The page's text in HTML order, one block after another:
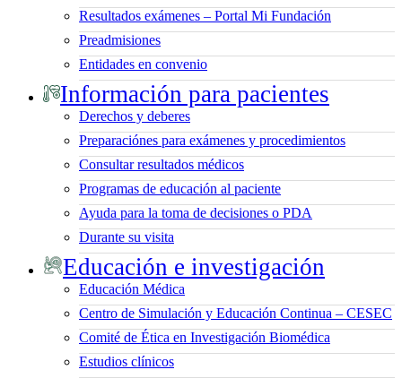
Resultados exámenes – Portal Mi Fundación
Preadmisiones
Entidades en convenio
Información para pacientes
Derechos y deberes
Preparaciónes para exámenes y procedimientos
Consultar resultados médicos
Programas de educación al paciente
Ayuda para la toma de decisiones o PDA
Durante su visita
Educación e investigación
Educación Médica
Centro de Simulación y Educación Continua – CESEC
Comité de Ética en Investigación Biomédica
Estudios clínicos